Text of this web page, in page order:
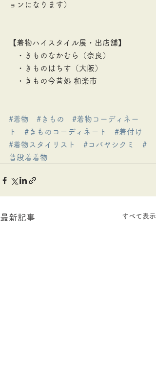
ョンになります）
【着物ハイスタイル展・出店舗】
・きものなかむら（奈良）
・きものはちす（大阪）
・きもの今昔処 和楽市
#着物 #きもの
#着物コーディネー
ト
#きものコーディネート
#着付け
#着物スタイリスト
#コバヤシクミ
#
普段着着物
最新記事 すべて表示